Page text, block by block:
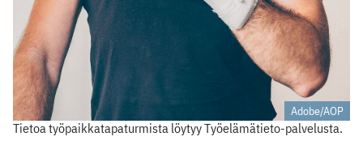
Adobe/AOP
Tietoa työpaikkatapaturmista löytyy Työelämätieto-palvelusta.